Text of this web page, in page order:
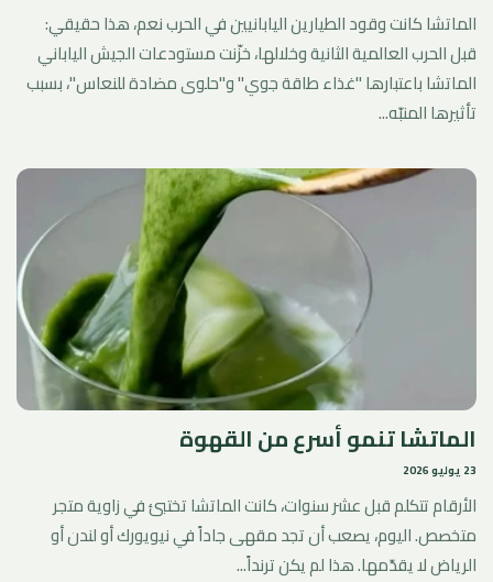
الماتشا كانت وقود الطيارين اليابانيين في الحرب نعم، هذا حقيقي:
قبل الحرب العالمية الثانية وخلالها، خزّنت مستودعات الجيش الياباني
الماتشا باعتبارها "غذاء طاقة جوي" و"حلوى مضادة للنعاس"، بسبب
تأثيرها المنبّه...
الماتشا تنمو أسرع من القهوة
23 يوليو 2026
الأرقام تتكلم قبل عشر سنوات، كانت الماتشا تختبئ في زاوية متجر
متخصص. اليوم، يصعب أن تجد مقهى جاداً في نيويورك أو لندن أو
الرياض لا يقدّمها. هذا لم يكن ترنداً...